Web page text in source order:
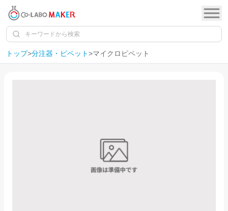
トップ>分注器・ピペット>マイクロピペット